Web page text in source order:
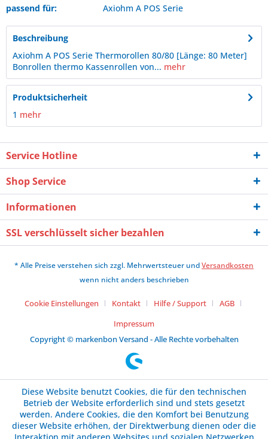
passend für:
Axiohm A POS Serie
Beschreibung
Axiohm A POS Serie Thermorollen 80/80 [Länge: 80 Meter]
Bonrollen thermo Kassenrollen von... mehr
Produktsicherheit
1 mehr
Service Hotline
Shop Service
Informationen
SSL verschlüsselt sicher bezahlen
* Alle Preise verstehen sich zzgl. Mehrwertsteuer undVersandkosten
wenn nicht anders beschrieben
Cookie Einstellungen Kontakt Hilfe / Support
AGB
Impressum
Copyright © markenbon Versand - Alle Rechte vorbehalten
Diese Website benutzt Cookies, die für den technischen
Betrieb der Website erforderlich sind und stets gesetzt
werden. Andere Cookies, die den Komfort bei Benutzung
dieser Website erhöhen, der Direktwerbung dienen oder die